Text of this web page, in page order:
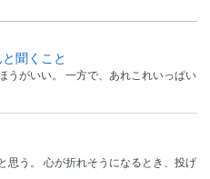
聞くこと
うがいい。 一方で、あれこれいっぱい
思う。 心が折れそうになるとき、投げ